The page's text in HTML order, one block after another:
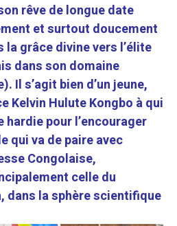
rêve de longue date
et surtout doucement
grâce divine vers l’élite
dans son domaine
Il s’agit bien d’un jeune,
Kelvin Hulute Kongbo à qui
hardie pour l’encourager
qui va de paire avec
Congolaise,
celle du
dans la sphère scientifique